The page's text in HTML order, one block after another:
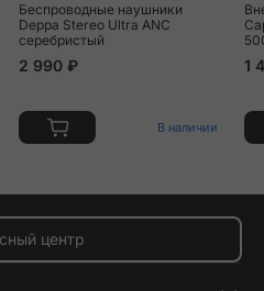
Беспроводные наушники
Deppa Stereo Ultra ANC
серебристый
2 990 ₽
В наличии
1
центр